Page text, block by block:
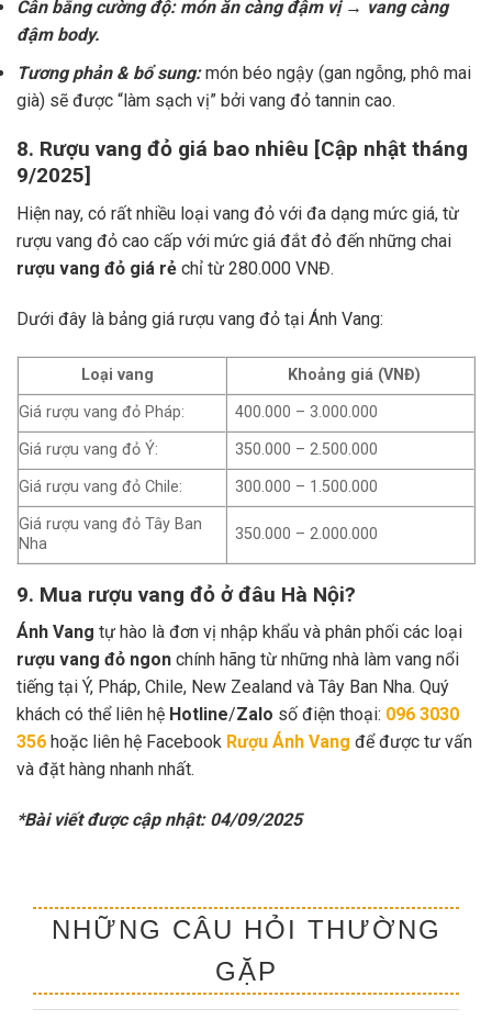
Cân bằng cường độ: món ăn càng đậm vị → vang càng
đậm body.
Tương phản & bổ sung:món béo ngậy (gan ngỗng, phô mai
già) sẽ được “làm sạch vị” bởi vang đỏ tannin cao.
8. Rượu vang đỏ giá bao nhiêu [Cập nhật tháng
9/2025]
Hiện nay, có rất nhiều loại vang đỏ với đa dạng mức giá, từ
rượu vang đỏ cao cấp với mức giá đắt đỏ đến những chai
rượu vang đỏ giá rẻ chỉ từ 280.000 VNĐ.
Dưới đây là bảng giá rượu vang đỏ tại Ánh Vang:
Loại vang
Khoảng giá (VNĐ)
Giá rượu vang đỏ Pháp:
400.000 – 3.000.000
Giá rượu vang đỏ Ý:
350.000 – 2.500.000
Giá rượu vang đỏ Chile:
300.000 – 1.500.000
Giá rượu vang đỏ Tây Ban
Nha
350.000 – 2.000.000
9. Mua rượu vang đỏ ở đâu Hà Nội?
Ánh Vang tự hào là đơn vị nhập khẩu và phân phối các loại
rượu vang đỏ ngon chính hãng từ những nhà làm vang nổi
tiếng tại Ý, Pháp, Chile, New Zealand và Tây Ban Nha. Quý
khách có thể liên hệ Hotline/Zalo số điện thoại: 096 3030
356 hoặc liên hệ Facebook Rượu Ánh Vang để được tư vấn
và đặt hàng nhanh nhất.
*Bài viết được cập nhật: 04/09/2025
NHỮNG CÂU HỎI THƯỜNG
GẶP